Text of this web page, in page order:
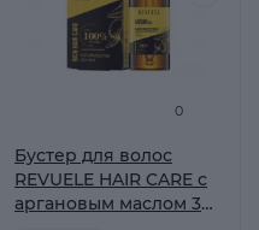
0
Бустер для волос
REVUELE HAIR CARE с
аргановым маслом 30